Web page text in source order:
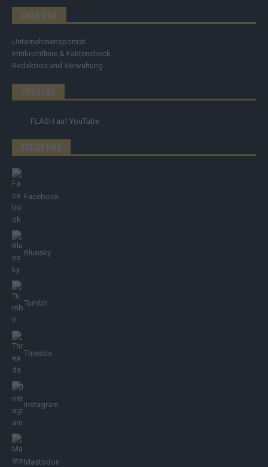
ÜBER UNS
Unternehmensporträt
Ehtikrichtlinie & Faktencheck
Redaktion und Verwaltung
YOUTUBE
FLASH auf YouTube
FOLGE UNS
Facebook
Bluesky
Tumblr
Threads
Instagram
Mastodon